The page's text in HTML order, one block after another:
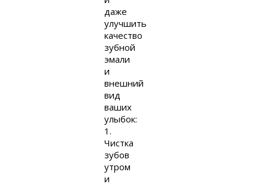
даже
улучшить
качество
зубной
эмали
и
внешний
вид
ваших
улыбок:
1.
Чистка
зубов
утром
и